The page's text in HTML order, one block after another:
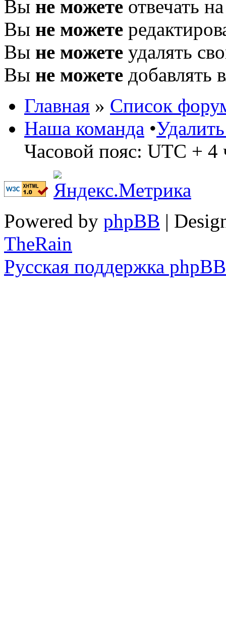
Вы не можете отвечать
Вы не можете
Вы не можете удалять
Вы не можете добавлять
Главная » Список
Наша команда •
Часовой пояс: UTC + 4
Powered by phpBB |
TheRain
Русская поддержка phpBB